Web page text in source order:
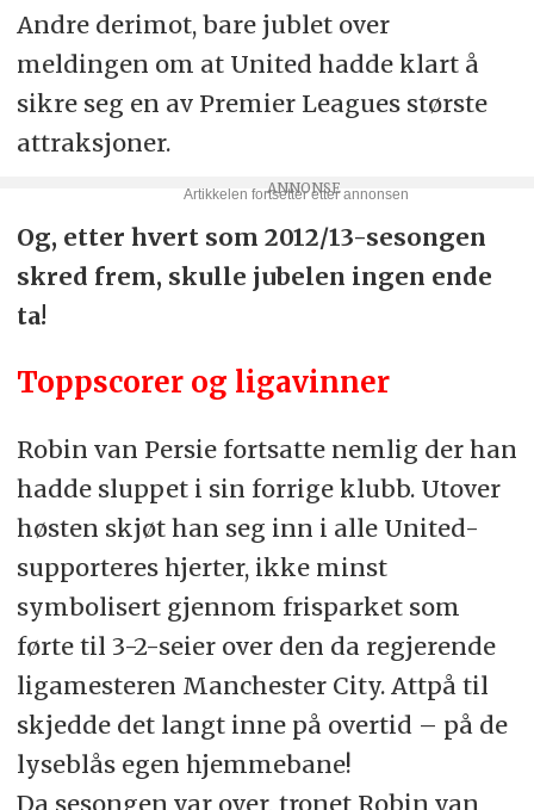
Andre derimot, bare jublet over
meldingen om at United hadde klart å
sikre seg en av Premier Leagues største
attraksjoner.
Og, etter hvert som 2012/13-sesongen
skred frem, skulle jubelen ingen ende
ta!
Toppscorer og ligavinner
Robin van Persie fortsatte nemlig der han
hadde sluppet i sin forrige klubb. Utover
høsten skjøt han seg inn i alle United-
supporteres hjerter, ikke minst
symbolisert gjennom frisparket som
førte til 3-2-seier over den da regjerende
ligamesteren Manchester City. Attpå til
skjedde det langt inne på overtid – på de
lyseblås egen hjemmebane!
Da sesongen var over, tronet Robin van